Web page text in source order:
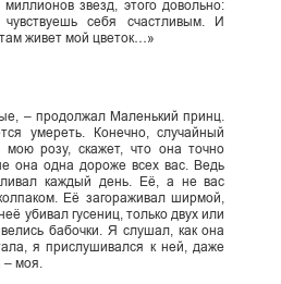
звезд, этого довольно:
себя счастливым. И
живет мой цветок…»
– продолжал Маленький принц.
умереть. Конечно, случайный
мою розу, скажет, что она точно
она одна дороже всех вас. Ведь
каждый день. Её, а не вас
Её загораживал ширмой,
убивал гусениц, только двух или
бабочки. Я слушал, как она
я прислушивался к ней, даже
– моя.